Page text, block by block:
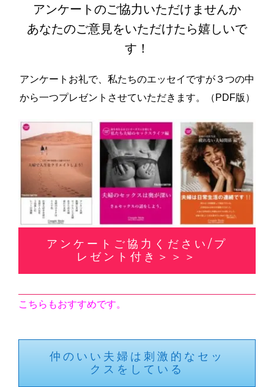
アンケートのご協力いただけませんか
あなたのご意見をいただけたら嬉しいで
す！
アンケートお礼で、私たちのエッセイですが３つの中
から一つプレゼントさせていただきます。（PDF版）
アンケートご協力ください/プ
レゼント付き＞＞＞
こちらもおすすめです。
仲のいい夫婦は刺激的なセッ
クスをしている